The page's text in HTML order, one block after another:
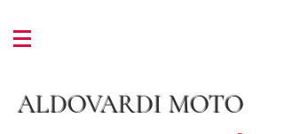
ALDOVARDI MOTO